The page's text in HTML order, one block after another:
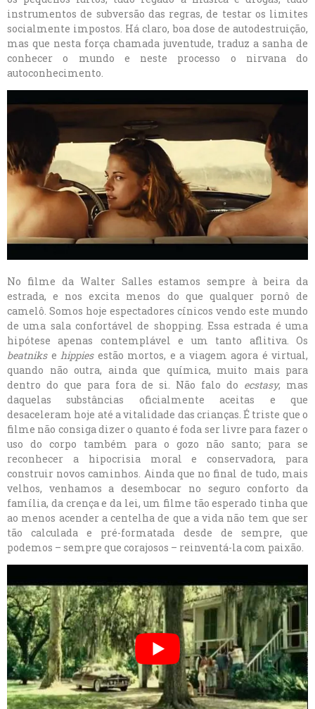
instrumentos de subversão das regras, de testar os limites
socialmente impostos. Há claro, boa dose de autodestruição,
mas que nesta força chamada juventude, traduz a sanha de
conhecer o mundo e neste processo o nirvana do
autoconhecimento.
No filme da Walter Salles estamos sempre à beira da
estrada, e nos excita menos do que qualquer pornô de
camelô. Somos hoje espectadores cínicos vendo este mundo
de uma sala confortável de shopping. Essa estrada é uma
hipótese apenas contemplável e um tanto aflitiva. Os
beatnikse hippiesestão mortos, e a viagem agora é virtual,
quando não outra, ainda que química, muito mais para
dentro do que para fora de si. Não falo do ecstasy, mas
daquelas substâncias oficialmente aceitas e que
desaceleram hoje até a vitalidade das crianças. É triste que o
filme não consiga dizer o quanto é foda ser livre para fazer o
uso do corpo também para o gozo não santo; para se
reconhecer a hipocrisia moral e conservadora, para
construir novos caminhos. Ainda que no final de tudo, mais
velhos, venhamos a desembocar no seguro conforto da
família, da crença e da lei, um filme tão esperado tinha que
ao menos acender a centelha de que a vida não tem que ser
tão calculada e pré-formatada desde de sempre, que
podemos – sempre que corajosos – reinventá-la com paixão.